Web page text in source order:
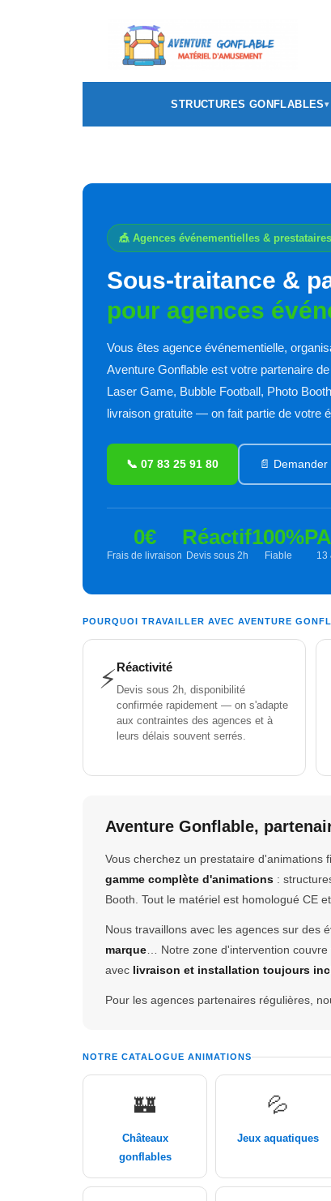
STRUCTURES GONFLABLES
🎪 Agences événementielles & prestataires
Sous-traitance &
pour agences
Vous êtes agence événementielle,
Aventure Gonflable est votre partenaire
Laser Game, Bubble Football, Photo
livraison gratuite — on fait partie de votre
📞 07 83 25 91 80 📄
0€
Frais de livraison
Réactif
Devis sous 2h
100%
Fiable 13
POURQUOI TRAVAILLER AVEC AVENTURE
⚡Réactivité
Devis sous 2h, disponibilité
confirmée rapidement — on s'adapte
aux contraintes des agences et à
leurs délais souvent serrés.
Aventure Gonflable,
Vous cherchez un prestataire d'animations
gamme complète d'animations :
Booth. Tout le matériel est homologué CE
Nous travaillons avec les agences sur des
marque … Notre zone d'intervention
avec livraison et installation toujours
Pour les agences partenaires régulières,
NOTRE CATALOGUE ANIMATIONS
🏰
Châteaux
gonflables
💦
Jeux aquatiques